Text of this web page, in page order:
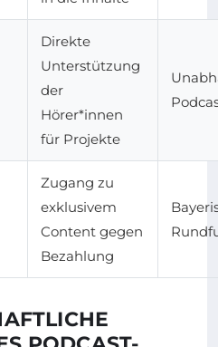
Direkte
Unterstützung
der
Hörer*innen
für Projekte
Zugang zu
exklusivem
Content gegen
Bezahlung